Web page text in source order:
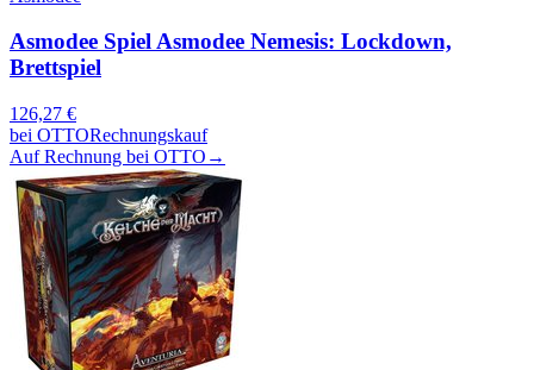
Asmodee Spiel Asmodee Nemesis: Lockdown,
Brettspiel
126,27 €
bei OTTORechnungskauf
Auf Rechnung bei OTTO →